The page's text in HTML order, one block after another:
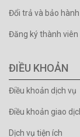
Đổi trả và bảo hành
Đăng ký thành viên
ĐIỀU KHOẢN
Điều khoản dịch vụ
Điều khoản giao
Dịch vụ tiện ích